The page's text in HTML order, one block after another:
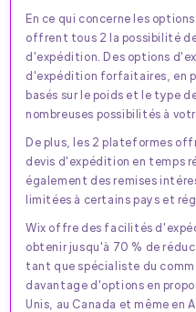
En ce qui concerne les
offrent tous 2 la possibilité
d'expédition. Des options
d'expédition forfaitaires, en
basés sur le poids et le type
nombreuses possibilités à
De plus, les 2 plateformes
devis d'expédition en temps
également des remises
limitées à certains pays et
Wix offre des facilités
obtenir jusqu'à 70 % de
tant que spécialiste du
davantage d'options en
Unis, au Canada et même en